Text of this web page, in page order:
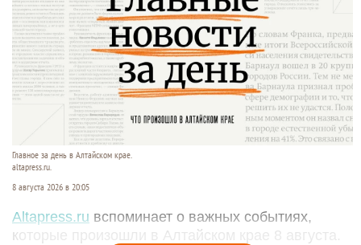
Главное за день в Алтайском крае.
altapress.ru.
8 августа 2026 в 20:05
Altapress.ru вспоминает о важных событиях,
которые произошли в Алтайском крае 8 августа.